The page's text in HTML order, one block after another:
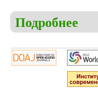
Подробнее